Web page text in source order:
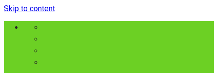
Skip to content